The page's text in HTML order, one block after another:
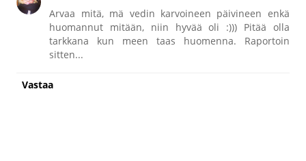
Arvaa mitä, mä vedin karvoineen päivineen enkä
huomannut mitään, niin hyvää oli :))) Pitää olla
tarkkana kun meen taas huomenna. Raportoin
sitten...
Vastaa